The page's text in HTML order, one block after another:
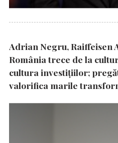
Adrian Negru, Raiffeisen
România trece de la
cultura investițiilor;
valorifica marile